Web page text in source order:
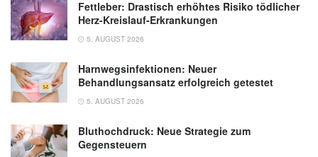
Fettleber: Drastisch erhöhtes Risiko tödlicher
Herz-Kreislauf-Erkrankungen
5. AUGUST 2026
Harnwegsinfektionen: Neuer
Behandlungsansatz erfolgreich getestet
5. AUGUST 2026
Bluthochdruck: Neue Strategie zum
Gegensteuern